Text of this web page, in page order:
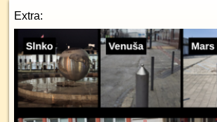
Extra: